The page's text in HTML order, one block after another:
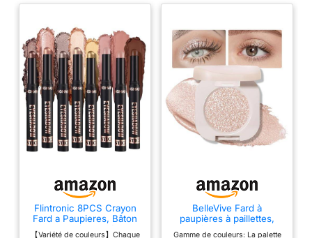
Flintronic 8PCS Crayon
Fard a Paupieres, Bâton
d'Ombre à Paupières,
【Variété de couleurs】Chaque
BelleVive Fard à
paupières à paillettes,
fard à paupières clair,
Gamme de couleurs: La palette